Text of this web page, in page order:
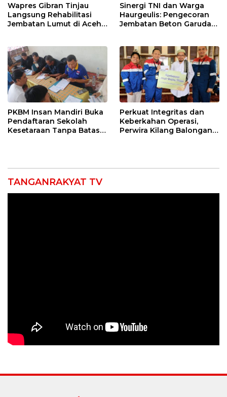
Wapres Gibran Tinjau
Langsung Rehabilitasi
Jembatan Lumut di Aceh
Sinergi TNI dan Warga
Haurgeulis: Pengecoran
Jembatan Beton Garuda
PKBM Insan Mandiri Buka
Pendaftaran Sekolah
Kesetaraan Tanpa Batas
Perkuat Integritas dan
Keberkahan Operasi,
Perwira Kilang Balongan
TANGANRAKYAT TV